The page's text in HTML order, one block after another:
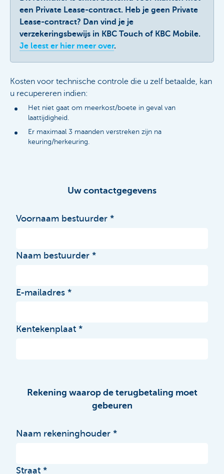
een Private Lease-contract. Heb je geen Private
Lease-contract? Dan vind je je
verzekeringsbewijs in KBC Touch of KBC Mobile.
Je leest er hier meer over.
Kosten voor technische controle die u zelf betaalde, kan
u recupereren indien:
Het niet gaat om meerkost/boete in geval van
laattijdigheid.
Er maximaal 3 maanden verstreken zijn na
keuring/herkeuring.
Uw contactgegevens
Voornaam bestuurder
Naam bestuurder
E-mailadres
Kentekenplaat
Rekening waarop de terugbetaling moet
gebeuren
Naam rekeninghouder
Straat